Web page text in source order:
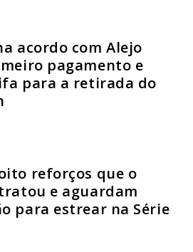
acordo com Alejo
pagamento e
para a retirada do
reforços que o
e aguardam
para estrear na Série